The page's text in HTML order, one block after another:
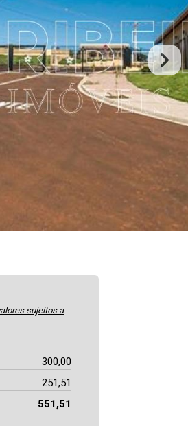
sujeitos a
300,00
251,51
551,51